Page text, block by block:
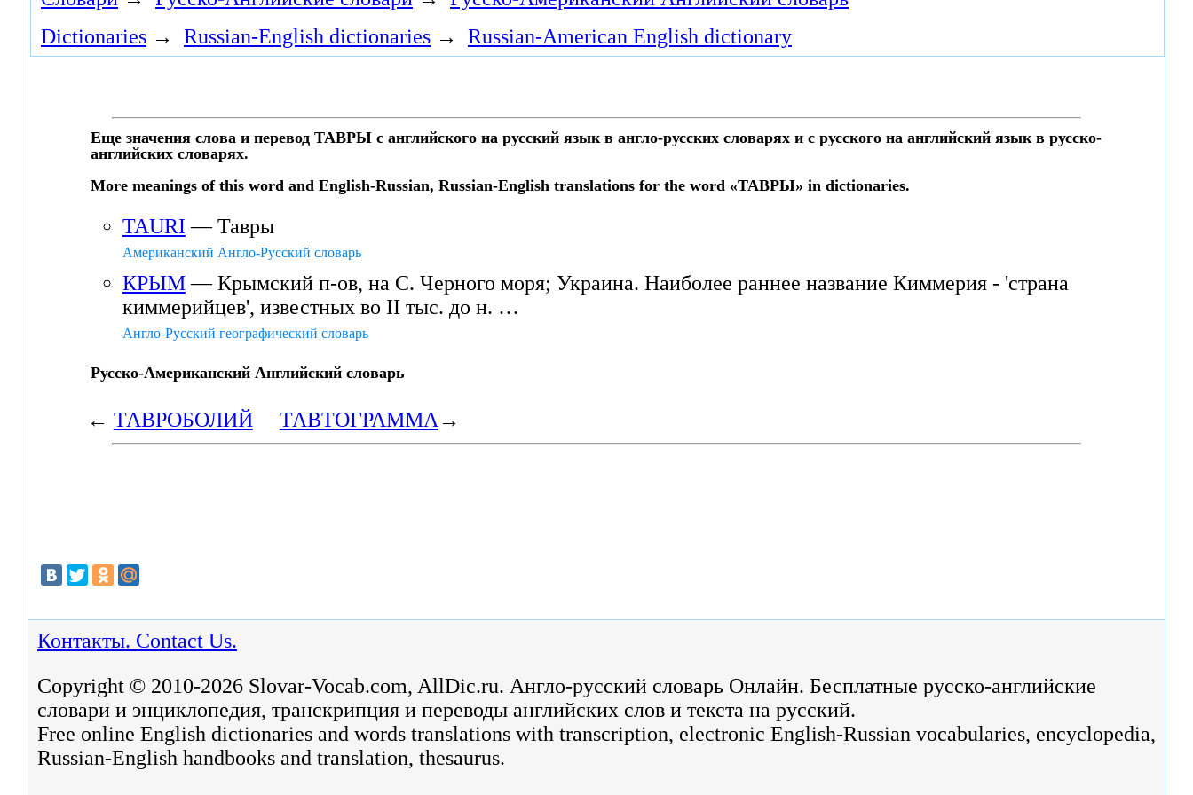
Dictionaries → Russian-English dictionaries → Russian-American English dictionary
Еще значения слова и перевод ТАВРЫ с английского на русский язык в англо-русских словарях и с русского на английский язык в русско-
английских словарях.
More meanings of this word and English-Russian, Russian-English translations for the word «ТАВРЫ» in dictionaries.
TAURI— Тавры
Американский Англо-Русский словарь
КРЫМ— Крымский п-ов, на С. Черного моря; Украина. Наиболее раннее название Киммерия - 'страна
киммерийцев', известных во II тыс. до н. …
Англо-Русский географический словарь
Русско-Американский Английский словарь
← ТАВРОБОЛИЙ ТАВТОГРАММА →
Контакты. Contact Us.
Copyright © 2010-2026 Slovar-Vocab.com, AllDic.ru. Англо-русский словарь Онлайн. Бесплатные русско-английские
словари и энциклопедия, транскрипция и переводы английских слов и текста на русский.
Free online English dictionaries and words translations with transcription, electronic English-Russian vocabularies, encyclopedia,
Russian-English handbooks and translation, thesaurus.